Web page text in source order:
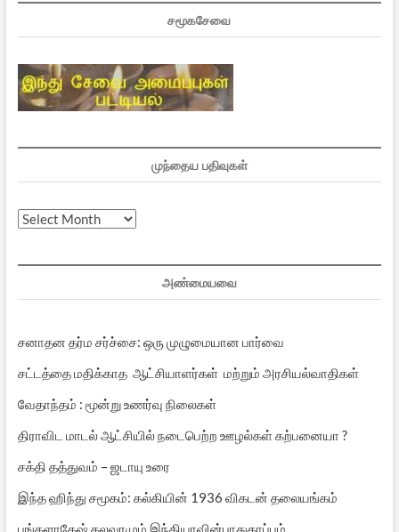
சமூகசேவை
முந்தைய பதிவுகள்
முந்தைய
அண்மையவை
சனாதன தர்ம சர்ச்சை: ஒரு முழுமையான பார்வை
சட்டத்தை மதிக்காத ஆட்சியாளர்கள் மற்றும் அரசியல்வாதிகள்
வேதாந்தம் : மூன்று உணர்வு நிலைகள்
திராவிட மாடல் ஆட்சியில் நடைபெற்ற ஊழல்கள் கற்பனையா ?
சக்தி தத்துவம் – ஜடாயு உரை
இந்த ஹிந்து சமூகம்: கல்கியின் 1936 விகடன் தலையங்கம்
பங்களாதேஷ் கலவரமும் இந்தியாவின்பாதுகாப்பும்